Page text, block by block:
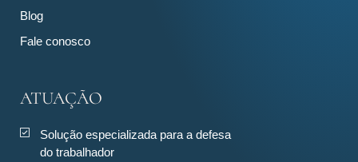
Blog
Fale conosco
ATUAÇÃO
Solução especializada para a defesa
do trabalhador